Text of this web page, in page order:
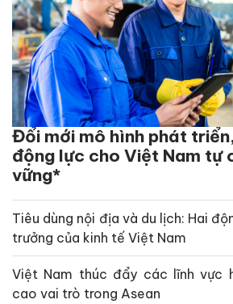
Đổi mới mô hình phát
động lực cho Việt Nam tự
vững*
Tiêu dùng nội địa và du lịch: Hai
trưởng của kinh tế Việt Nam
Việt Nam thúc đẩy các lĩnh vực
cao vai trò trong Asean